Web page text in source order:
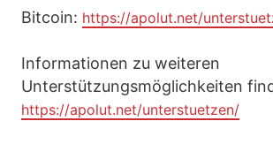
Anschluss in der Lage sich selbst erfolgreich
Bitcoin: https://apolut.net/
Informationen zu weiteren
Unterstützungsmöglichkeiten
https://apolut.net/unterstuetzen/